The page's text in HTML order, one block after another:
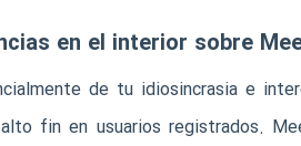
en el interior sobre
de tu idiosincrasia e
fin en usuarios registrados.